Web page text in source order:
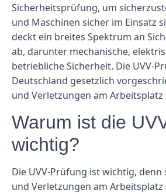
Sicherheitsprüfung, um
und Maschinen sicher im Einsatz
deckt ein breites Spektrum an
ab, darunter mechanische,
betriebliche Sicherheit. Die UVV-
Deutschland gesetzlich
und Verletzungen am
Warum ist die
wichtig?
Die UVV-Prüfung ist wichtig,
und Verletzungen am Arbeitsplatz